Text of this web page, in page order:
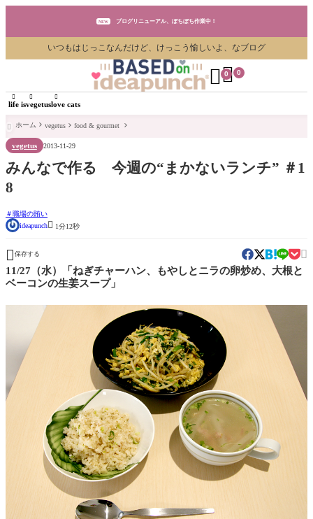
NEW ブログリニューアル、ぼちぼち作業中！
ブログリニューアル、ぼちぼち作業中！
ブログリニューアル、ぼちぼち作業中！
いつもはじっこなんだけど、けっこう愉しいよ、なブログ

life is

vegetus

love cats
 0
 0
 ホーム vegetus food & gourmet
vegetus 2013-11-29
みんなで作る 今週の“まかないランチ” ＃1
8
職場の賄い
ideapunch 1分12秒
 保存する 
11/27（水）「ねぎチャーハン、もやしとニラの卵炒め、大根と
ベーコンの生姜スープ」